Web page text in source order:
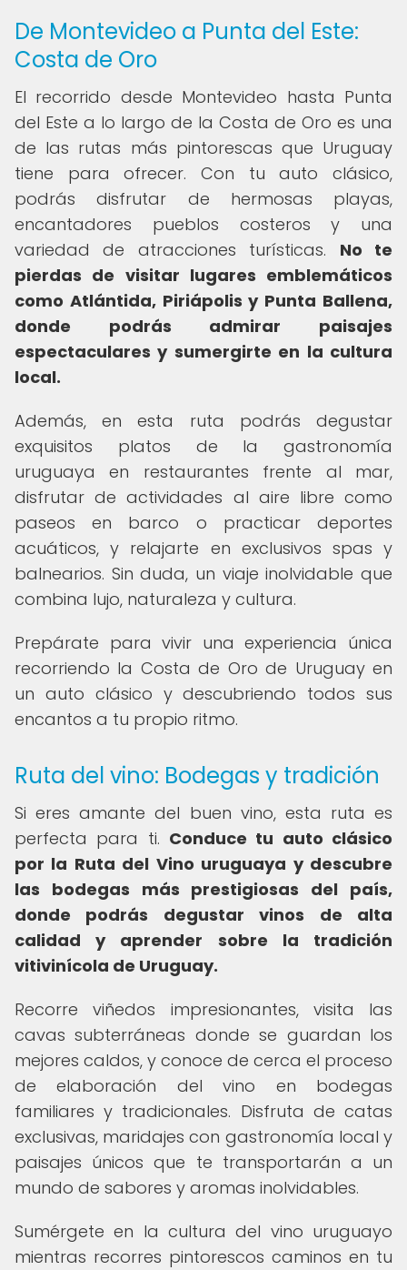
De Montevideo a Punta del Este:
Costa de Oro
El recorrido desde Montevideo hasta Punta
del Este a lo largo de la Costa de Oro es una
de las rutas más pintorescas que Uruguay
tiene para ofrecer. Con tu auto clásico,
podrás disfrutar de hermosas playas,
encantadores pueblos costeros y una
variedad de atracciones turísticas. No te
pierdas de visitar lugares emblemáticos
como Atlántida, Piriápolis y Punta Ballena,
donde podrás admirar paisajes
espectaculares y sumergirte en la cultura
local.
Además, en esta ruta podrás degustar
exquisitos platos de la gastronomía
uruguaya en restaurantes frente al mar,
disfrutar de actividades al aire libre como
paseos en barco o practicar deportes
acuáticos, y relajarte en exclusivos spas y
balnearios. Sin duda, un viaje inolvidable que
combina lujo, naturaleza y cultura.
Prepárate para vivir una experiencia única
recorriendo la Costa de Oro de Uruguay en
un auto clásico y descubriendo todos sus
encantos a tu propio ritmo.
Ruta del vino: Bodegas y tradición
Si eres amante del buen vino, esta ruta es
perfecta para ti. Conduce tu auto clásico
por la Ruta del Vino uruguaya y descubre
las bodegas más prestigiosas del país,
donde podrás degustar vinos de alta
calidad y aprender sobre la tradición
vitivinícola de Uruguay.
Recorre viñedos impresionantes, visita las
cavas subterráneas donde se guardan los
mejores caldos, y conoce de cerca el proceso
de elaboración del vino en bodegas
familiares y tradicionales. Disfruta de catas
exclusivas, maridajes con gastronomía local y
paisajes únicos que te transportarán a un
mundo de sabores y aromas inolvidables.
Sumérgete en la cultura del vino uruguayo
mientras recorres pintorescos caminos en tu